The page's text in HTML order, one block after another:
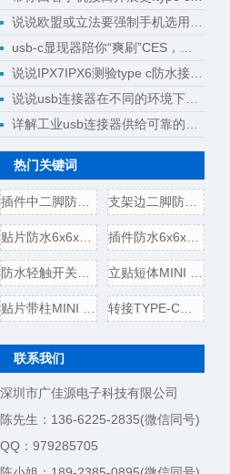
说说欧盟或立法要强制手机选用type c接口
usb-c显现器陪你“爽刷”CES，明晰解锁新科技
说说IPX7IPX6测验type c防水接口测验计划
说说usb连接器在不同的环境下运用
详解工业usb连接器供给可靠的操作
热门关键词
插件中二脚防水6x6x5轻触开 支架边二脚防水6x6x5轻触开
贴片防水6x6x5轻触开关电气 插件防水6x6x5轻触开关电气
防水轻触开关边二脚插板 立贴短体MINI USB 5P母座,带
贴片带柱MINI USB 5P公头/插 转接TYPE-C母头转USB3.0插头
联系我们
深圳市广佳源电子科技有限公司
陈先生：136-6225-2835(微信同号)
QQ：979285705